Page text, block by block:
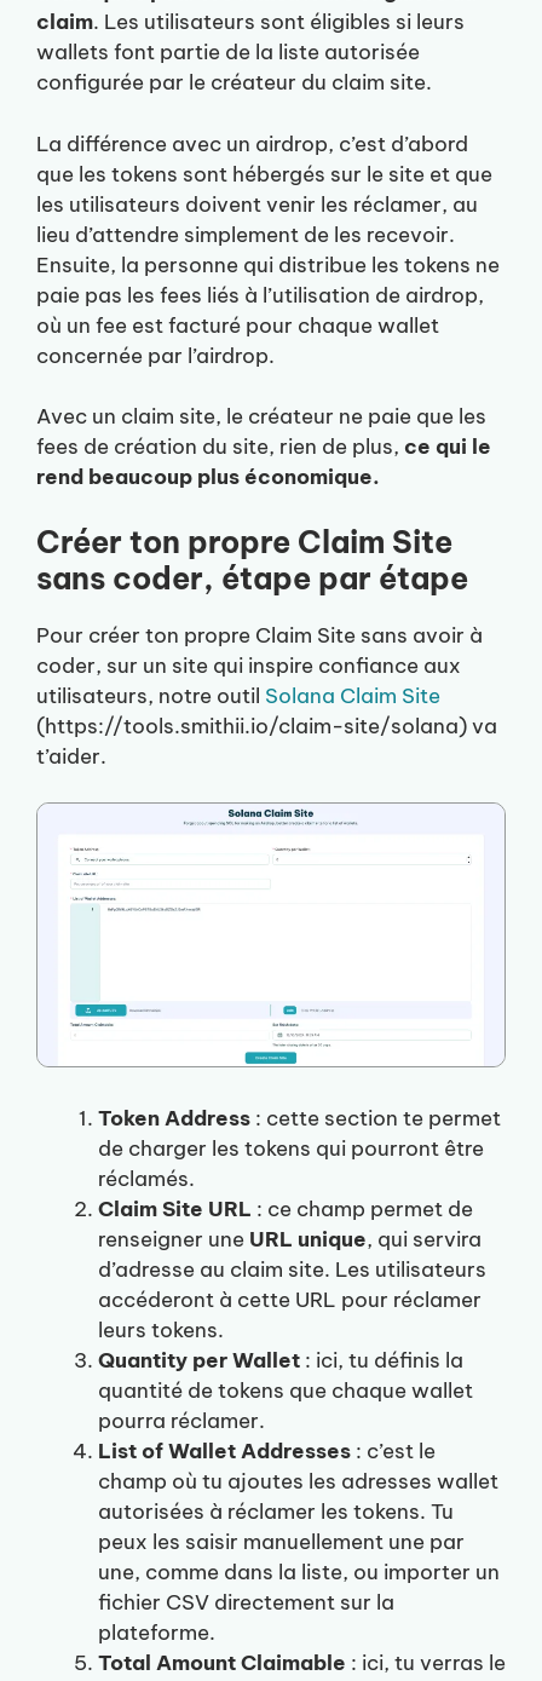
claim. Les utilisateurs sont éligibles si leurs
wallets font partie de la liste autorisée
configurée par le créateur du claim site.
La différence avec un airdrop, c’est d’abord
que les tokens sont hébergés sur le site et que
les utilisateurs doivent venir les réclamer, au
lieu d’attendre simplement de les recevoir.
Ensuite, la personne qui distribue les tokens ne
paie pas les fees liés à l’utilisation de airdrop,
où un fee est facturé pour chaque wallet
concernée par l’airdrop.
Avec un claim site, le créateur ne paie que les
fees de création du site, rien de plus, ce qui le
rend beaucoup plus économique.
Créer ton propre Claim Site
sans coder, étape par étape
Pour créer ton propre Claim Site sans avoir à
coder, sur un site qui inspire confiance aux
utilisateurs, notre outil Solana Claim Site
(https://tools.smithii.io/claim-site/solana) va
t’aider.
Token Address : cette section te permet
de charger les tokens qui pourront être
réclamés.
Claim Site URL : ce champ permet de
renseigner une URL unique, qui servira
d’adresse au claim site. Les utilisateurs
accéderont à cette URL pour réclamer
leurs tokens.
Quantity per Wallet : ici, tu définis la
quantité de tokens que chaque wallet
pourra réclamer.
List of Wallet Addresses : c’est le
champ où tu ajoutes les adresses wallet
autorisées à réclamer les tokens. Tu
peux les saisir manuellement une par
une, comme dans la liste, ou importer un
fichier CSV directement sur la
plateforme.
Total Amount Claimable : ici, tu verras le